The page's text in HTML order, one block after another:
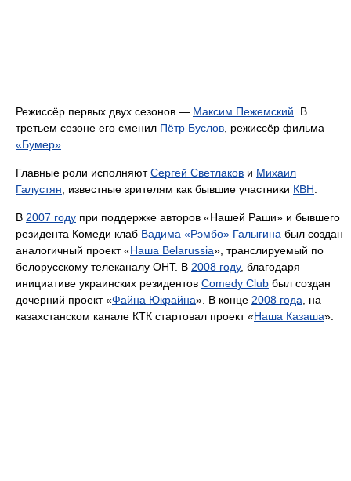
Режиссёр первых двух сезонов — Максим Пежемский . В
третьем сезоне его сменил Пётр Буслов , режиссёр фильма
«Бумер»
Главные роли исполняютСергей Светлаков и Михаил
Галустян , известные зрителям как бывшие участники КВН
В 2007 году при поддержке авторов «Нашей Раши» и бывшего
резидента Комеди клаб Вадима «Рэмбо» Галыгина был создан
аналогичный проект «Наша Belarussia», транслируемый по
белорусскому телеканалу ОНТ. В 2008 году, благодаря
инициативе украинских резидентов Comedy Club был создан
дочерний проект «Файна Юкрайна». В конце 2008 года , на
казахстанском канале КТК стартовал проект «Наша Казаша».